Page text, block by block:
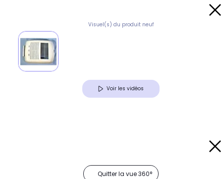
Visuel(s) du produit neuf
Voir les vidéos
Quitter la vue 360°